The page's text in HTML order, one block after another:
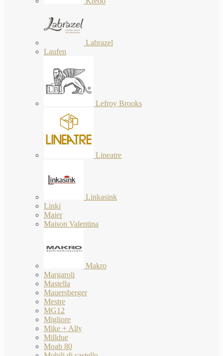
Labrazel
Laufen
Lefroy Brooks
Lineatre
Linkasink
Linki
Maier
Maison Valentina
Makro
Margaroli
Mastella
Mauersberger
Mestre
MG12
Migliore
Mike + Ally
Milldue
Moab 80